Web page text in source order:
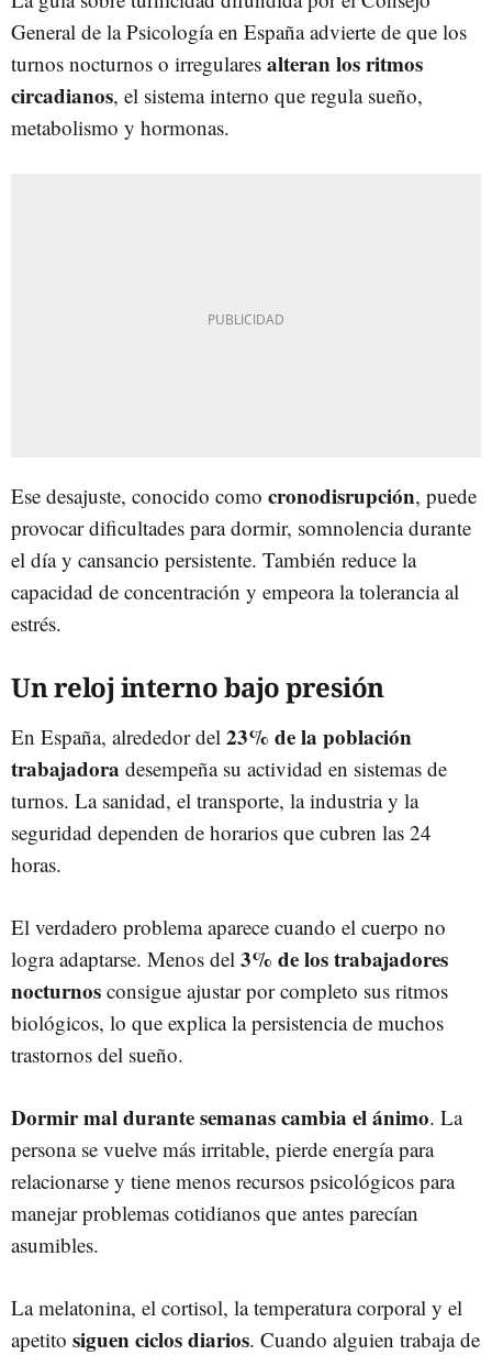
General de la Psicología en España advierte de que los
turnos nocturnos o irregulares alteran los ritmos
circadianos, el sistema interno que regula sueño,
metabolismo y hormonas.
Ese desajuste, conocido como cronodisrupción, puede
provocar dificultades para dormir, somnolencia durante
el día y cansancio persistente. También reduce la
capacidad de concentración y empeora la tolerancia al
estrés.
Un reloj interno bajo presión
En España, alrededor del 23% de la población
trabajadora desempeña su actividad en sistemas de
turnos. La sanidad, el transporte, la industria y la
seguridad dependen de horarios que cubren las 24
horas.
El verdadero problema aparece cuando el cuerpo no
logra adaptarse. Menos del 3% de los trabajadores
nocturnos consigue ajustar por completo sus ritmos
biológicos, lo que explica la persistencia de muchos
trastornos del sueño.
Dormir mal durante semanas cambia el ánimo. La
persona se vuelve más irritable, pierde energía para
relacionarse y tiene menos recursos psicológicos para
manejar problemas cotidianos que antes parecían
asumibles.
La melatonina, el cortisol, la temperatura corporal y el
apetito siguen ciclos diarios. Cuando alguien trabaja de